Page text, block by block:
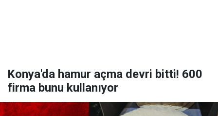
Konya'da hamur açma devri bitti! 600
firma bunu kullanıyor